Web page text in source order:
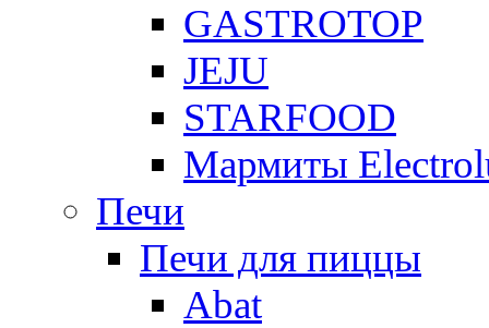
GASTROTOP
JEJU
STARFOOD
Мармиты
Печи
Печи для пиццы
Abat